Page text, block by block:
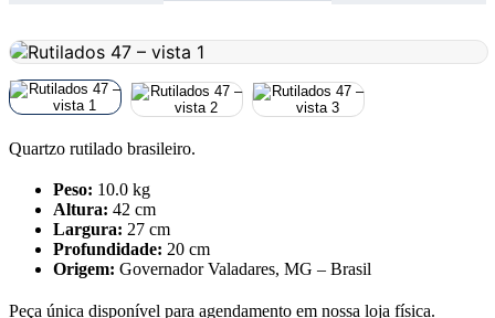
Quartzo rutilado brasileiro.
Peso: 10.0 kg
Altura: 42 cm
Largura: 27 cm
Profundidade: 20 cm
Origem: Governador Valadares, MG – Brasil
Peça única disponível para agendamento em nossa loja física.